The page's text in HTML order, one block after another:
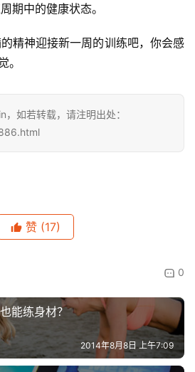
期中的健康状态。
精神迎接新一周的训练吧，你会感
。
如若转载，请注明出处：
赞 (17)
0
能练身材？
2014年8月8日 上午7:09